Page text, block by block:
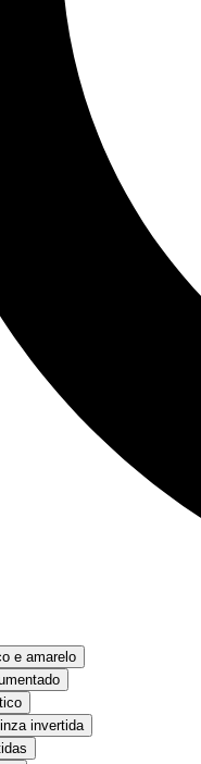
e amarelo
invertida